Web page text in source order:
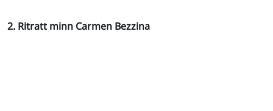
2. Ritratt minn Carmen Bezzina